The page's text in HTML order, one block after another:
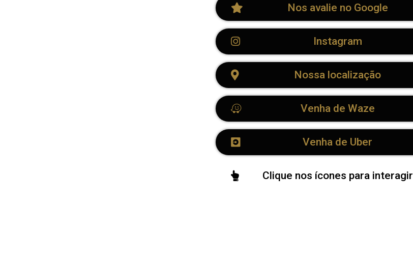
Nos avalie no Google
Instagram
Nossa localização
Venha de Waze
Venha de Uber
Clique nos ícones para interagir